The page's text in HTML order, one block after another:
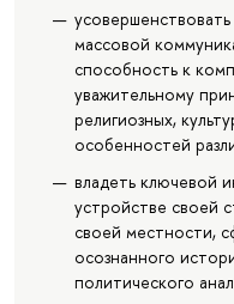
массовой
способность к
уважительному
религиозных,
особенностей
владеть ключевой
устройстве своей
своей местности,
осознанного
политического